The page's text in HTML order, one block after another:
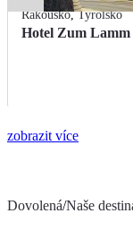
Rakousko,Tyrolsko
Hotel Zum Lamm
zobrazit více
Dovolená/Naše